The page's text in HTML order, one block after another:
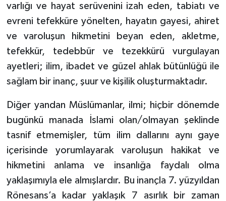
varlığı ve hayat serüvenini izah eden, tabiatı ve
evreni tefekküre yönelten, hayatın gayesi, ahiret
ve varoluşun hikmetini beyan eden, akletme,
tefekkür, tedebbür ve tezekkürü vurgulayan
ayetleri; ilim, ibadet ve güzel ahlak bütünlüğü ile
sağlam bir inanç, şuur ve kişilik oluşturmaktadır.
Diğer yandan Müslümanlar, ilmi; hiçbir dönemde
bugünkü manada İslami olan/olmayan şeklinde
tasnif etmemişler, tüm ilim dallarını aynı gaye
içerisinde yorumlayarak varoluşun hakikat ve
hikmetini anlama ve insanlığa faydalı olma
yaklaşımıyla ele almışlardır. Bu inançla 7. yüzyıldan
Rönesans’a kadar yaklaşık 7 asırlık bir zaman
Yozgat Müftülüğü
Zonguldak Müftülüğü